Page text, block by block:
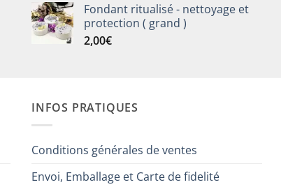
Fondant ritualisé - nettoyage et
protection ( grand )
2,00€
INFOS PRATIQUES
Conditions générales de ventes
Envoi, Emballage et Carte de fidelité